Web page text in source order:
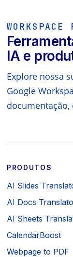
WORKSPACE
IA e
Explore nossa
Google
PRODUTOS
AI Slides
AI Docs
AI Sheets
CalendarBoost
Webpage to PDF